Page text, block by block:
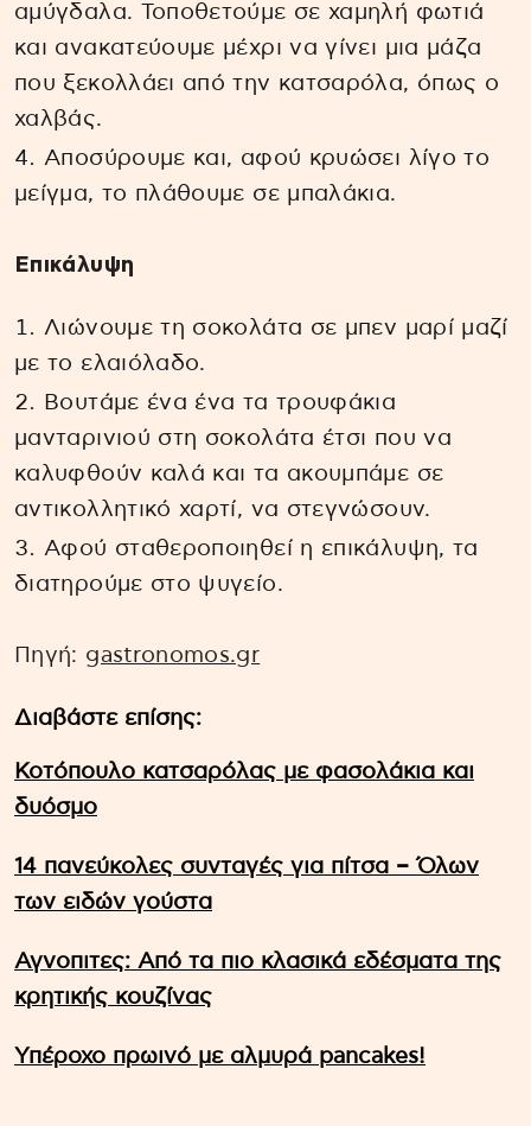
αμύγδαλα. Τοποθετούμε σε χαμηλή φωτιά
και ανακατεύουμε μέχρι να γίνει μια μάζα
που ξεκολλάει από την κατσαρόλα, όπως ο
χαλβάς.
Αποσύρουμε και, αφού κρυώσει λίγο το
μείγμα, το πλάθουμε σε μπαλάκια.
Επικάλυψη
Λιώνουμε τη σοκολάτα σε μπεν μαρί μαζί
με το ελαιόλαδο.
Βουτάμε ένα ένα τα τρουφάκια
μανταρινιού στη σοκολάτα έτσι που να
καλυφθούν καλά και τα ακουμπάμε σε
αντικολλητικό χαρτί, να στεγνώσουν.
Αφού σταθεροποιηθεί η επικάλυψη, τα
διατηρούμε στο ψυγείο.
Πηγή: gastronomos.gr
Διαβάστε επίσης:
Κοτόπουλο κατσαρόλας με φασολάκια και
δυόσμο
14 πανεύκολες συνταγές για πίτσα – Όλων
των ειδών γούστα
Αγνοπιτες: Από τα πιο κλασικά εδέσματα της
κρητικής κουζίνας
Υπέροχο πρωινό με αλμυρά pancakes!